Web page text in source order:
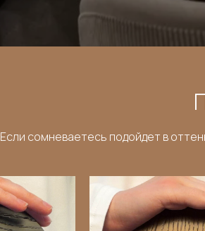
Если сомневаетесь подойдет в